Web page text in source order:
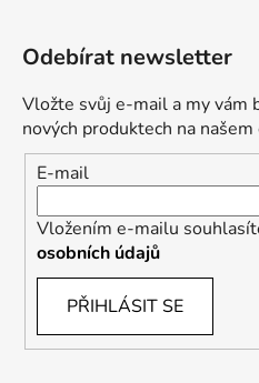
Odebírat newsletter
Vložte svůj e-mail a my vám
nových produktech na
E-mail
Vložením e-mailu
osobních údajů
PŘIHLÁSIT SE